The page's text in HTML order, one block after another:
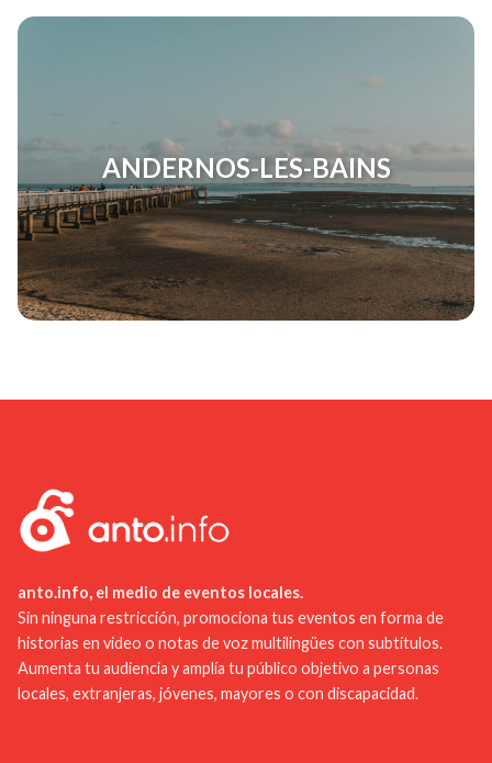
ANDERNOS-LES-BAINS
anto.info, el medio de eventos locales.
Sin ninguna restricción, promociona tus eventos en forma de
historias en video o notas de voz multilingües con subtítulos.
Aumenta tu audiencia y amplía tu público objetivo a personas
locales, extranjeras, jóvenes, mayores o con discapacidad.